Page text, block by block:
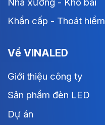
Khẩn cấp - Thoát hiểm
Về VINALED
Giới thiệu công ty
Sản phẩm đèn LED
Dự án